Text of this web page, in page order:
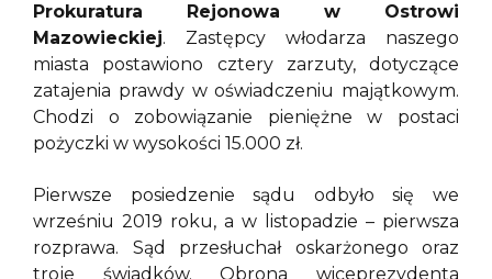
Prokuratura Rejonowa w Ostrowi
Mazowieckiej. Zastępcy włodarza naszego
miasta postawiono cztery zarzuty, dotyczące
zatajenia prawdy w oświadczeniu majątkowym.
Chodzi o zobowiązanie pieniężne w postaci
pożyczki w wysokości 15.000 zł.
Pierwsze posiedzenie sądu odbyło się we
wrześniu 2019 roku, a w listopadzie – pierwsza
rozprawa. Sąd przesłuchał oskarżonego oraz
troje świadków. Obrona wiceprezydenta